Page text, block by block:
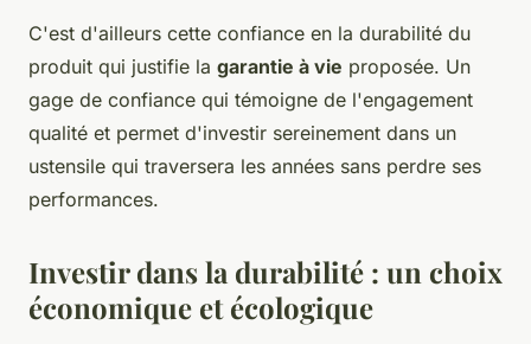
C'est d'ailleurs cette confiance en la durabilité du
produit qui justifie la garantie à vie proposée. Un
gage de confiance qui témoigne de l'engagement
qualité et permet d'investir sereinement dans un
ustensile qui traversera les années sans perdre ses
performances.
Investir dans la durabilité : un choix
économique et écologique